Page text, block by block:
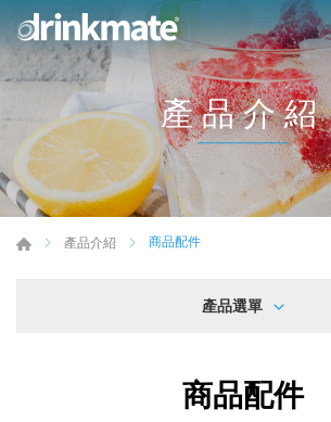
產品介紹
產品介紹 商品配件
產品選單
商品配件